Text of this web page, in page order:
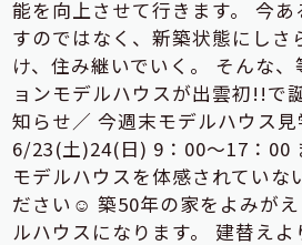
能を向上させて行きます。 今あ
すのではなく、新築状態にしさ
け、住み継いでいく。 そんな
ョンモデルハウスが出雲初!!で
知らせ／ 今週末モデルハウス見
6/23(土)24(日) 9：00～17：00
モデルハウスを体感されていな
ださい☺ 築50年の家をよみが
ルハウスになります。 建替え